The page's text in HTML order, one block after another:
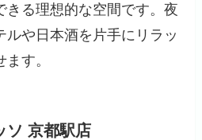
きる理想的な空間です。夜
ルや日本酒を片手にリラッ
す。
ソ 京都駅店